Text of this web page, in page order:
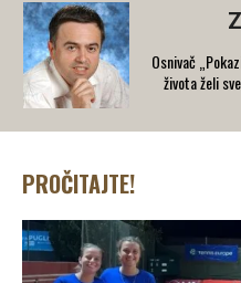
Osnivač
života želi
PROČITAJTE!